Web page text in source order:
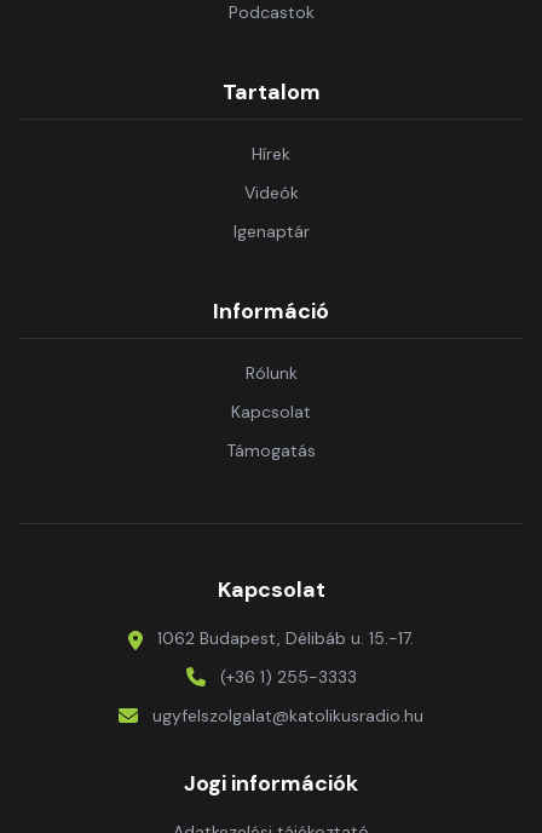
Podcastok
Tartalom
Hírek
Videók
Igenaptár
Információ
Rólunk
Kapcsolat
Támogatás
Kapcsolat
1062 Budapest, Délibáb u. 15.-17.
(+36 1) 255-3333
ugyfelszolgalat@katolikusradio.hu
Jogi információk